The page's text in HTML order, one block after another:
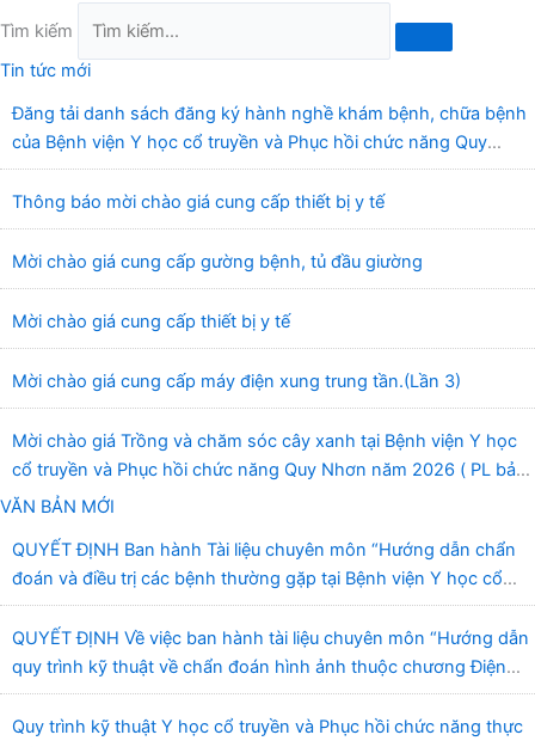
Tìm kiếm
Tin tức mới
Đăng tải danh sách đăng ký hành nghề khám bệnh, chữa bệnh
của Bệnh viện Y học cổ truyền và Phục hồi chức năng Quy
Nhơn (22/6/2026)
Thông báo mời chào giá cung cấp thiết bị y tế
Mời chào giá cung cấp gường bệnh, tủ đầu giường
Mời chào giá cung cấp thiết bị y tế
Mời chào giá cung cấp máy điện xung trung tần.(Lần 3)
Mời chào giá Trồng và chăm sóc cây xanh tại Bệnh viện Y học
cổ truyền và Phục hồi chức năng Quy Nhơn năm 2026 ( PL bản
Danh mục hàng hóa, mẫu báo giá kèm theo)
VĂN BẢN MỚI
QUYẾT ĐỊNH Ban hành Tài liệu chuyên môn “Hướng dẫn chẩn
đoán và điều trị các bệnh thường gặp tại Bệnh viện Y học cổ
truyền và Phục hồi chức năng Quy Nhơn”
QUYẾT ĐỊNH Về việc ban hành tài liệu chuyên môn “Hướng dẫn
quy trình kỹ thuật về chẩn đoán hình ảnh thuộc chương Điện
quang”
Quy trình kỹ thuật Y học cổ truyền và Phục hồi chức năng thực